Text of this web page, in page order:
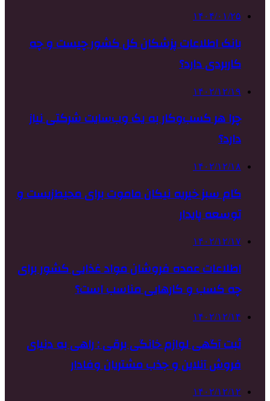
۱۴۰۴/۰۱/۲۵
بانک اطلاعات پزشکان کل کشور چیست و چه
کاربردی دارد؟
۱۴۰۲/۱۲/۱۹
چرا هر کسب‌وکار به یک وب‌سایت شرکتی نیاز
دارد؟
۱۴۰۲/۱۲/۱۸
گام سبز خیریه نیکان ماموت برای محیط‌زیست و
توسعه پایدار
۱۴۰۲/۱۲/۱۷
اطلاعات عمده فروشان مواد غذایی کشور برای
چه کسب و کارهایی مناسب است؟
۱۴۰۲/۱۲/۱۴
ثبت آگهی لوازم خانگی برقی : راهی به دنیای
فروش آنلاین و جذب مشتریان وفادار
۱۴۰۲/۱۲/۱۲